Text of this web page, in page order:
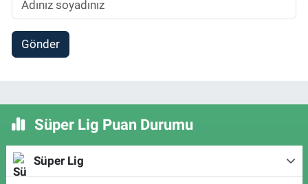
Gönder
Süper Lig Puan Durumu
Süper Lig